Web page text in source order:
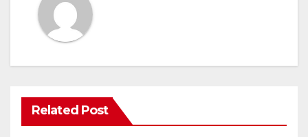
Related Post